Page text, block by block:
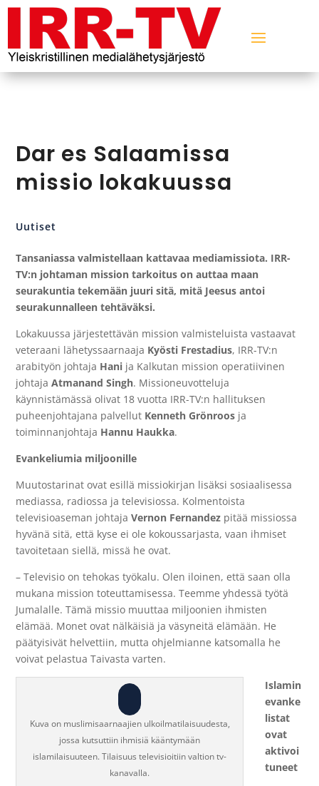
Dar es Salaamissa
missio lokakuussa
Uutiset
Tansaniassa valmistellaan kattavaa mediamissiota. IRR-
TV:n johtaman mission tarkoitus on auttaa maan
seurakuntia tekemään juuri sitä, mitä Jeesus antoi
seurakunnalleen tehtäväksi.
Lokakuussa järjestettävän mission valmisteluista vastaavat
veteraani lähetyssaarnaaja Kyösti Frestadius, IRR-TV:n
arabityön johtaja Hani ja Kalkutan mission operatiivinen
johtajaAtmanand Singh. Missioneuvotteluja
käynnistämässä olivat 18 vuotta IRR-TV:n hallituksen
puheenjohtajana palvellut Kenneth Grönroos ja
toiminnanjohtaja Hannu Haukka.
Evankeliumia miljoonille
Muutostarinat ovat esillä missiokirjan lisäksi sosiaalisessa
mediassa, radiossa ja televisiossa. Kolmentoista
televisioaseman johtajaVernon Fernandez pitää missiossa
hyvänä sitä, että kyse ei ole kokoussarjasta, vaan ihmiset
tavoitetaan siellä, missä he ovat.
– Televisio on tehokas työkalu. Olen iloinen, että saan olla
mukana mission toteuttamisessa. Teemme yhdessä työtä
Jumalalle. Tämä missio muuttaa miljoonien ihmisten
elämää. Monet ovat nälkäisiä ja väsyneitä elämään. He
päätyisivät helvettiin, mutta ohjelmianne katsomalla he
voivat pelastua Taivasta varten.
Kuva on muslimisaarnaajien ulkoilmatilaisuudesta,
jossa kutsuttiin ihmisiä kääntymään
islamilaisuuteen. Tilaisuus televisioitiin valtion tv-
kanavalla.
Islamin
evanke
listat
ovat
aktivoi
tuneet